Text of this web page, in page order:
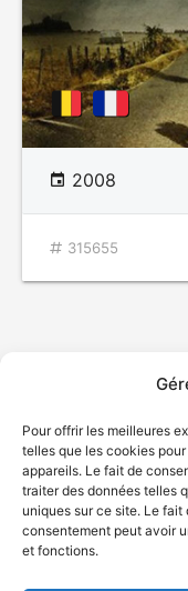
Pour offrir les meilleures
telles que les cookies
appareils. Le fait de
traiter des données telles
uniques sur ce site. Le
consentement peut avoir
et fonctions.
2008
315655